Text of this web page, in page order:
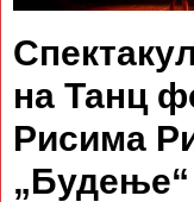
на Танц
Рисима
„Будење“